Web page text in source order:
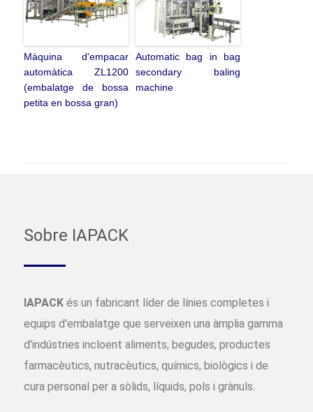
Màquina d'empacar
automàtica ZL1200
(embalatge de bossa
petita en bossa gran)
Automatic bag in bag
secondary baling
machine
Sobre IAPACK
IAPACK és un fabricant líder de línies completes i
equips d'embalatge que serveixen una àmplia gamma
d'indústries incloent aliments, begudes, productes
farmacèutics, nutracèutics, químics, biològics i de
cura personal per a sòlids, líquids, pols i grànuls.